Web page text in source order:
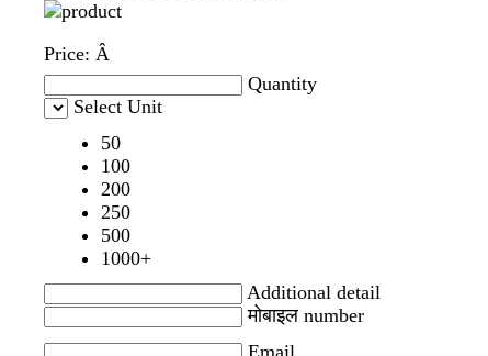
Price: Â
Quantity
Select Unit
50
100
200
250
500
1000+
Additional detail
मोबाइल number
Email